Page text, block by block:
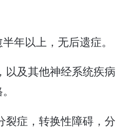
年以上，无后遗症。
以及其他神经系统疾病
裂症，转换性障碍，分